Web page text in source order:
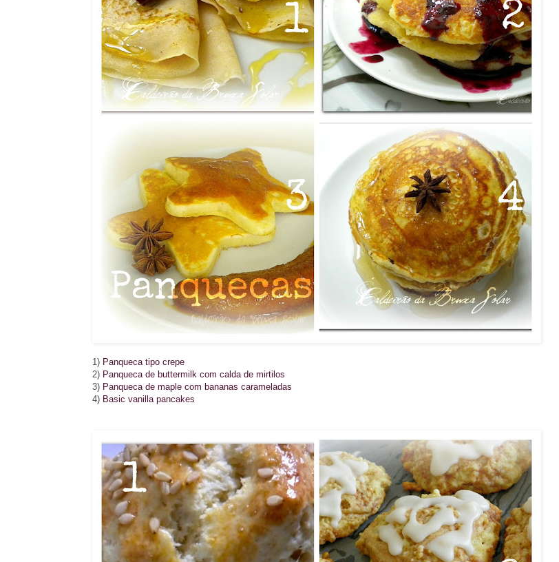
1) Panqueca tipo crepe
2) Panqueca de buttermilk com calda de mirtilos
3) Panqueca de maple com bananas carameladas
4) Basic vanilla pancakes